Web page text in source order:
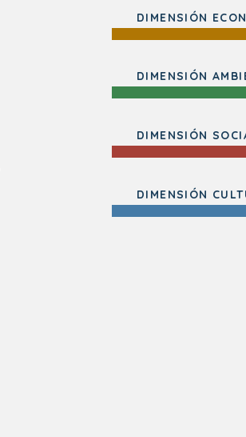
DIMENSIÓN
DIMENSIÓN
DIMENSIÓN
DIMENSIÓN